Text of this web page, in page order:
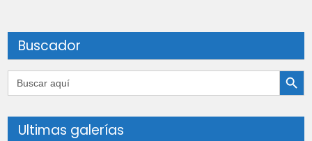
Buscador
Buscar: Botón de
Ultimas galerías